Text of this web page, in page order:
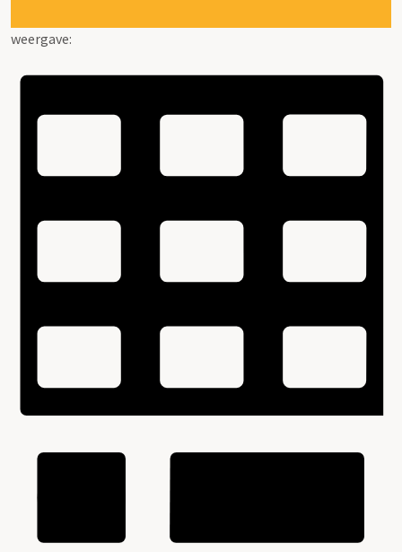
weergave: